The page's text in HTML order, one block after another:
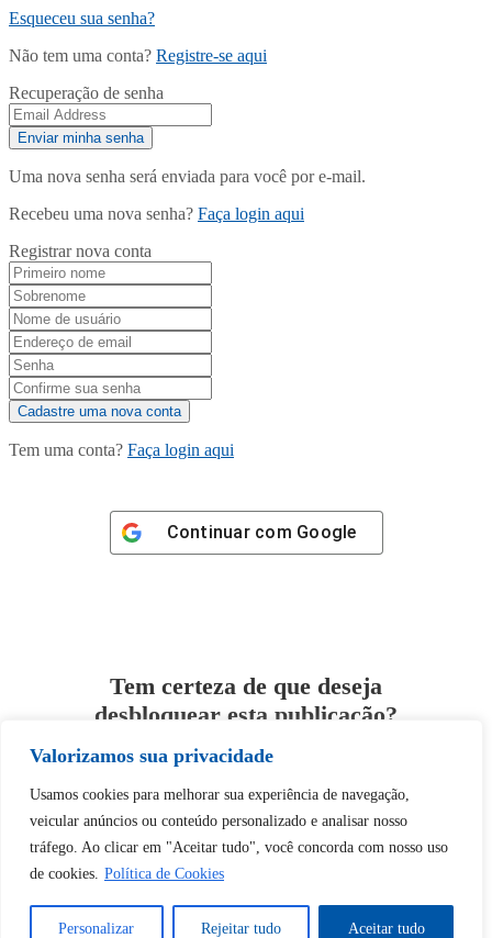
Valorizamos sua privacidade
Usamos cookies para melhorar sua experiência de navegação,
veicular anúncios ou conteúdo personalizado e analisar nosso
tráfego. Ao clicar em "Aceitar tudo", você concorda com nosso uso
de cookies. Política de Cookies
Personalizar Rejeitar tudo Aceitar tudo
Esqueceu sua senha?
Não tem uma conta? Registre-se aqui
Recuperação de senha
Uma nova senha será enviada para você por e-mail.
Recebeu uma nova senha? Faça login aqui
Registrar nova conta
Tem uma conta? Faça login aqui
Continuar com Google
Tem certeza de que deseja
desbloquear esta publicação?
Sim Não